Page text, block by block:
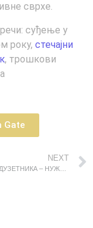
сврхе.
суђење у
року, стечајни
, трошкови
Gate
NEXT
СТЕЧАЈ ПРЕДУЗЕТНИКА – НУЖДА ИЛИ ПОТРЕБА​